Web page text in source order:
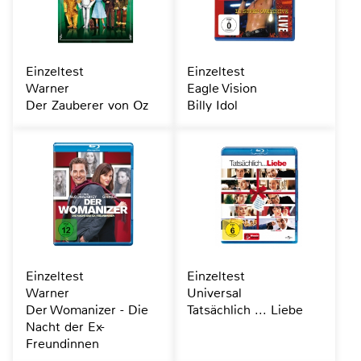
Einzeltest
Warner
Der Zauberer von Oz
Einzeltest
Eagle Vision
Billy Idol
Einzeltest
Warner
Der Womanizer - Die
Nacht der Ex-
Freundinnen
Einzeltest
Universal
Tatsächlich ... Liebe